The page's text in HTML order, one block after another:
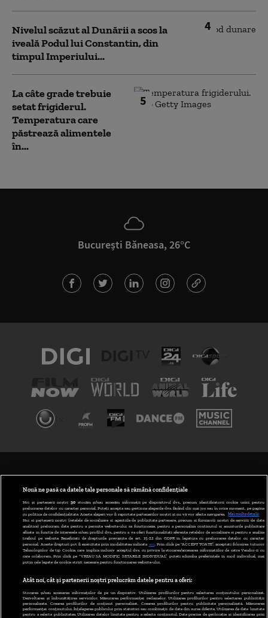
4
Nivelul scăzut al Dunării a scos la
iveală Podul lui Constantin, din
timpul Imperiului...
5
La câte grade trebuie
setat frigiderul.
Temperatura care
păstrează alimentele
în...
București Băneasa, 26°C
ABONARE DIGI TV
GESTIONAȚI PREFERINȚELE
CODUL DIGI24
CAMERE WEB
CONTACT/INFO
Nouă ne pasă ca datele tale personale să rămână confidențiale
Noi și partenerii noștri 30stocăm și/sau accesăm informații pe dispozitivul dvs., precum identificatorii cookie unici pentru
prelucrarea datelor cu caracter personal. Puteți accepta sau gestiona alegerile dvs. făcând clic mai jos sau în orice moment, pe pagina
cu politica de confidențialitate. Aceste alegeri vor fi raportate partenerilor noștri și nu vă vor afecta navigarea.
Mai multe detalii
Noi si partenerii nostri (retelele de socializare si agentiile de publicitate partenere, precum si furnizorii nostri de servicii de date
analitice) prelucram date pentru a permite website-ului sa functioneze, pentru a personaliza continutul si anunturile publicitare
afisate in functie de interesele si/sau profilul dvs., pentru a va oferi functionalitati aferente retelelor de socializare si pentru a analiza
traficul pe website. Beneficiati de drepturile prevazute de art. 15-22 din GDPR in legatura cu prelucrarea datelor cu caracter
personal. Aceste drepturi pot fi exercitate prin modalitatea indicata aici. Prin click pe “ACCEPT TOATE”, acceptati folosirea tuturor
Tehnologiilor de tip Cookie, care implica inclusiv acceptul dvs. cu privire la stocarea/accesarea informatiilor de catre Vendor-ii cu
care colaboram. Prin click pe “VREAU SA MODIFIC SETARILE INDIVIDUAL” puteti schimba preferintele in mod individual, mai
putin cele legate de cookie strict necesare pentru functionarea website-ului.
Atât noi, cât și partenerii noștri prelucrăm datele pentru a oferi:
Stocarea și/sau accesarea informațiilor de pe un dispozitiv. Utilizarea profilurilor pentru selectarea conținutului personalizat.
Dezvoltarea și îmbunătățirea serviciilor. Măsurarea performanței reclamelor. Utilizarea profilurilor pentru selectarea publicității
personalizate. Crearea profilurilor de conținut personalizat. Crearea profilurilor pentru publicitate personalizată. Măsurarea
performanței conținutului. Înțelegerea publicului prin statistici sau combinații de date din surse diferite. Utilizarea de date limitate
pentru a selecta publicitatea. Utilizarea datelor limitate pentru a selecta conținutul. Date precise de geolocație și identificarea prin